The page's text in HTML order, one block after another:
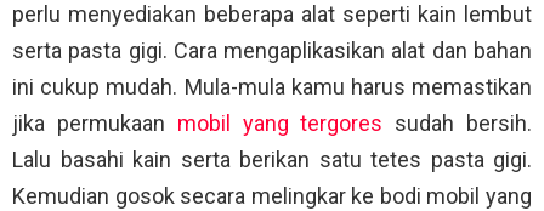
perlu menyediakan beberapa alat seperti kain lembut
serta pasta gigi. Cara mengaplikasikan alat dan bahan
ini cukup mudah. Mula-mula kamu harus memastikan
jika permukaan mobil yang tergores sudah bersih.
Lalu basahi kain serta berikan satu tetes pasta gigi.
Kemudian gosok secara melingkar ke bodi mobil yang